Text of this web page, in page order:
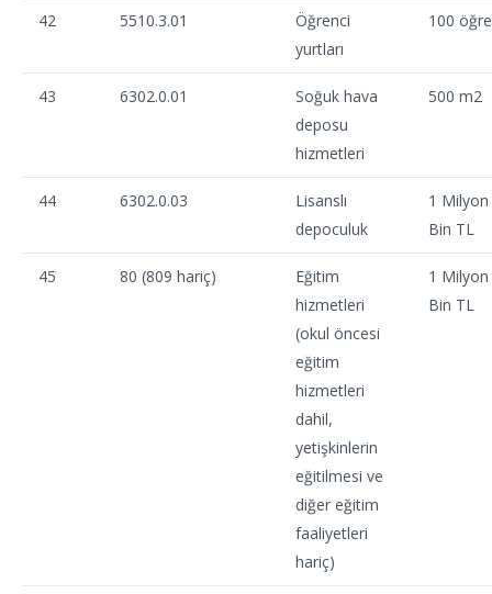
42 5510.3.01
Öğrenci
yurtları
100
43 6302.0.01
Soğuk hava
deposu
hizmetleri
500 m2
44 6302.0.03
Lisanslı
depoculuk
1
Bin TL
45 80 (809 hariç)
Eğitim
hizmetleri
(okul öncesi
eğitim
hizmetleri
dahil,
yetişkinlerin
eğitilmesi ve
diğer eğitim
faaliyetleri
hariç)
1
Bin TL